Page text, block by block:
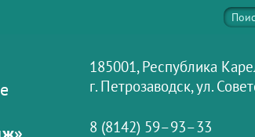
185001, Республика
г. Петрозаводск, ул.
8 (8142) 59–93–33